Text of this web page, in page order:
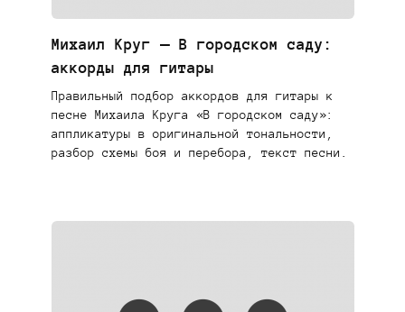
Михаил Круг — В городском саду:
аккорды для гитары
Правильный подбор аккордов для гитары к
песне Михаила Круга «В городском саду»:
аппликатуры в оригинальной тональности,
разбор схемы боя и перебора, текст песни.